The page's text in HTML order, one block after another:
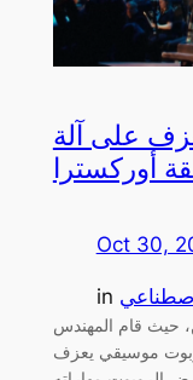
على آلة
أوركسترا
Oct 30,
in
حيث قام المهندس
موسيقي يعزف